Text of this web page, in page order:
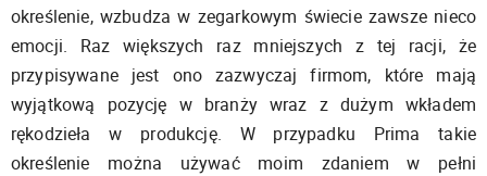
określenie, wzbudza w zegarkowym świecie zawsze nieco
emocji. Raz większych raz mniejszych z tej racji, że
przypisywane jest ono zazwyczaj firmom, które mają
wyjątkową pozycję w branży wraz z dużym wkładem
rękodzieła w produkcję. W przypadku Prima takie
określenie można używać moim zdaniem w pełni